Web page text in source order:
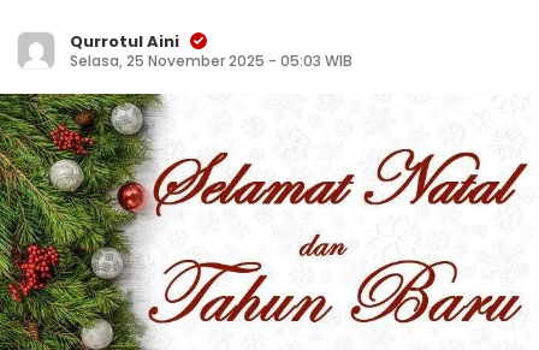
Qurrotul Aini
Selasa, 25 November 2025 - 05:03 WIB